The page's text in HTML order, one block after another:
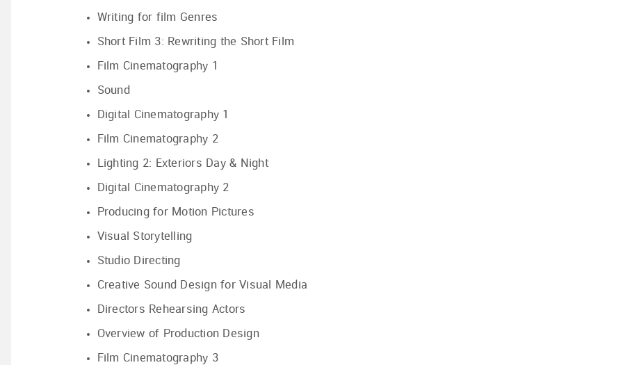
Writing for film Genres
Short Film 3: Rewriting the Short Film
Film Cinematography 1
Sound
Digital Cinematography 1
Film Cinematography 2
Lighting 2: Exteriors Day & Night
Digital Cinematography 2
Producing for Motion Pictures
Visual Storytelling
Studio Directing
Creative Sound Design for Visual Media
Directors Rehearsing Actors
Overview of Production Design
Film Cinematography 3